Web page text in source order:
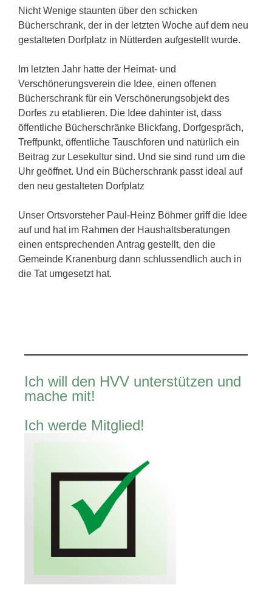
Nicht Wenige staunten über den schicken
Bücherschrank, der in der letzten Woche auf dem neu
gestalteten Dorfplatz in Nütterden aufgestellt wurde.
Im letzten Jahr hatte der Heimat- und
Verschönerungsverein die Idee, einen offenen
Bücherschrank für ein Verschönerungsobjekt des
Dorfes zu etablieren. Die Idee dahinter ist, dass
öffentliche Bücherschränke Blickfang, Dorfgespräch,
Treffpunkt, öffentliche Tauschforen und natürlich ein
Beitrag zur Lesekultur sind. Und sie sind rund um die
Uhr geöffnet. Und ein Bücherschrank passt ideal auf
den neu gestalteten Dorfplatz
Unser Ortsvorsteher Paul-Heinz Böhmer griff die Idee
auf und hat im Rahmen der Haushaltsberatungen
einen entsprechenden Antrag gestellt, den die
Gemeinde Kranenburg dann schlussendlich auch in
die Tat umgesetzt hat.
Ich will den HVV unterstützen und
mache mit!
Ich werde Mitglied!